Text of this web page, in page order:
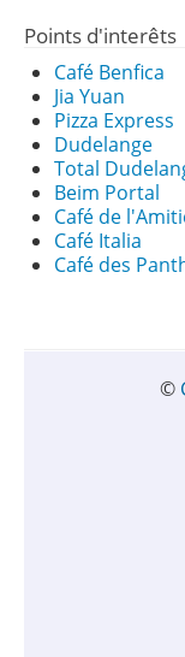
Points d'interêts
Café Benfica
Jia Yuan
Pizza Express
Dudelange
Total
Beim Portal
Café de
Café Italia
Café des
©